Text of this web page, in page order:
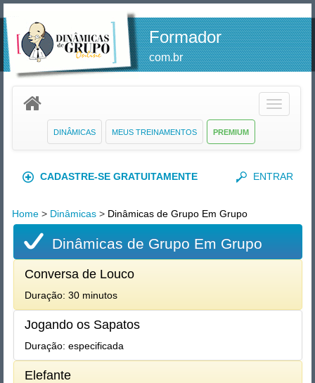
Formador
com.br
Toggle
PREMIUM
MEUS TREINAMENTOS
DINÂMICAS
CADASTRE-SE GRATUITAMENTE ENTRAR
Home > Dinâmicas > Dinâmicas de Grupo Em Grupo
Dinâmicas de Grupo Em Grupo
Conversa de Louco
Duração: 30 minutos
Jogando os Sapatos
Duração: especificada
Elefante